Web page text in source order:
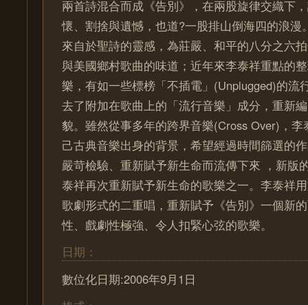
兩首詩混合而成《告別》，在兩股旋律交織下
懷、割捨與遺憾，也道?一股排山倒海四的浪漫
來自於聖詩的靈感，為莊嚴、和平的八分之六
與美國鄉村歌曲的味道；近年來李泰祥重點的
樂，有如一些標榜「不插電」(Unplugged)的流
去了附加在歌曲上的「流行音樂」成分，重新
貌。雖然從事多年的跨界音樂(Cross Over)，
己古典音樂出身的背景，希望經過時間篩選的
嚴苛檢驗、重新賦予新生命而流傳下來 ，新版
泰祥再次重新賦予新生命的歌樂之一。李泰祥
歌劇形式的二重唱，重新賦予《告別》一個新
性、戲劇性極強、令人扣緊心弦的歌樂。
日期：
數位化日期:2006年9月1日